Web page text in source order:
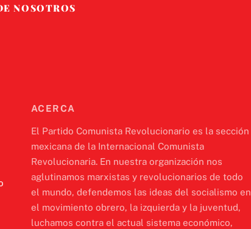
NOSOTROS
ACERCA
El Partido Comunista Revolucionario es la sección
mexicana de la Internacional Comunista
Revolucionaria. En nuestra organización nos
aglutinamos marxistas y revolucionarios de todo
el mundo, defendemos las ideas del socialismo en
el movimiento obrero, la izquierda y la juventud,
luchamos contra el actual sistema económico,